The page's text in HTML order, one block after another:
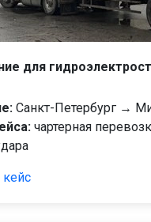
для
Санкт-Петербург →
чартерная